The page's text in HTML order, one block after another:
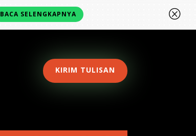
BACA SELENGKAPNYA Q
KIRIM TULISAN